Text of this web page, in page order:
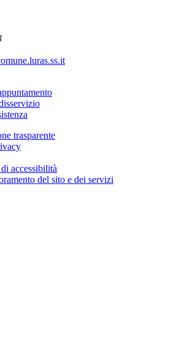
trasparente
accessibilità
del sito e dei servizi